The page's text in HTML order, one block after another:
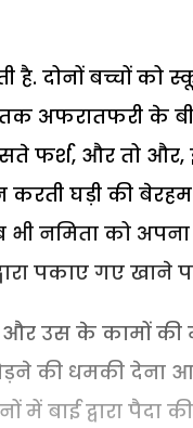
है. दोनों बच्चों
अफरातफरी के
फर्श, और तो
करती घड़ी की
भी नमिता को
पकाए गए खाने
उस के कामों की
की धमकी देना
बाई द्वारा पैदा